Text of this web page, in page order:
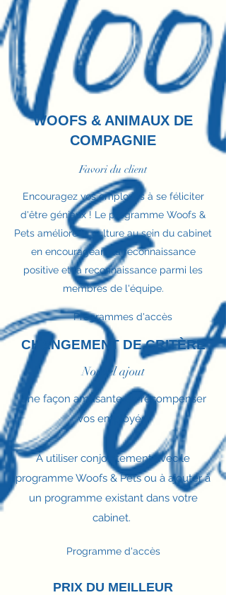
WOOFS & ANIMAUX DE
COMPAGNIE
Favori du client
Encouragez vos employés à se féliciter
d'être géniaux ! Le programme Woofs &
Pets améliore la culture au sein du cabinet
en encourageant la reconnaissance
positive et la reconnaissance parmi les
membres de l'équipe.
Programmes d'accès
CHANGEMENT DE CRITÈRE
Nouvel ajout
Une façon amusante de récompenser
vos employés!
À utiliser conjointement avec le
programme Woofs & Pets ou à ajouter à
un programme existant dans votre
cabinet.
Programme d'accès
PRIX DU MEILLEUR